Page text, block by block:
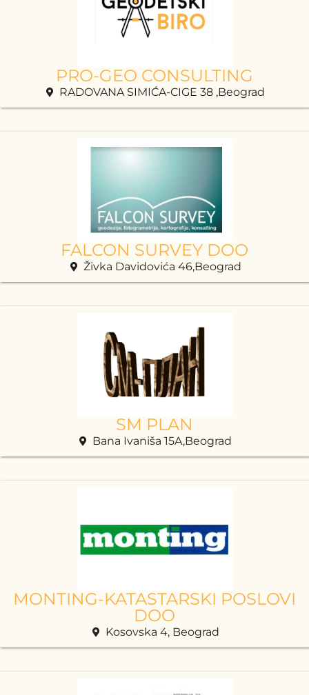
PRO-GEO CONSULTING
RADOVANA SIMIĆA-CIGE 38 ,Beograd
FALCON SURVEY DOO
Živka Davidovića 46,Beograd
SM PLAN
Bana Ivaniša 15A,Beograd
MONTING-KATASTARSKI POSLOVI
DOO
Kosovska 4, Beograd